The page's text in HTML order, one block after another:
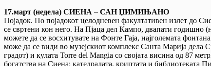
17.март (недела) СИЕНА – САН ЏИМИЊАНО
Појадок. По појадокот целодневен факултативен излет до
се свртени кон него. На Пјаца дел Кампо, двапати годишно
можете да се восхитувате на Фонте Гаја, најголемата
може да се види во музејскиот комплекс Санта Марија дела
градот) и кулата Torre del Mangia со својата висина од 87
богатства на Сиена: катедралата, криптата и